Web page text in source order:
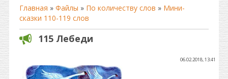
Главная » Файлы » По количеству слов » Мини-
сказки 110-119 слов
115 Лебеди
06.02.2018, 13:41